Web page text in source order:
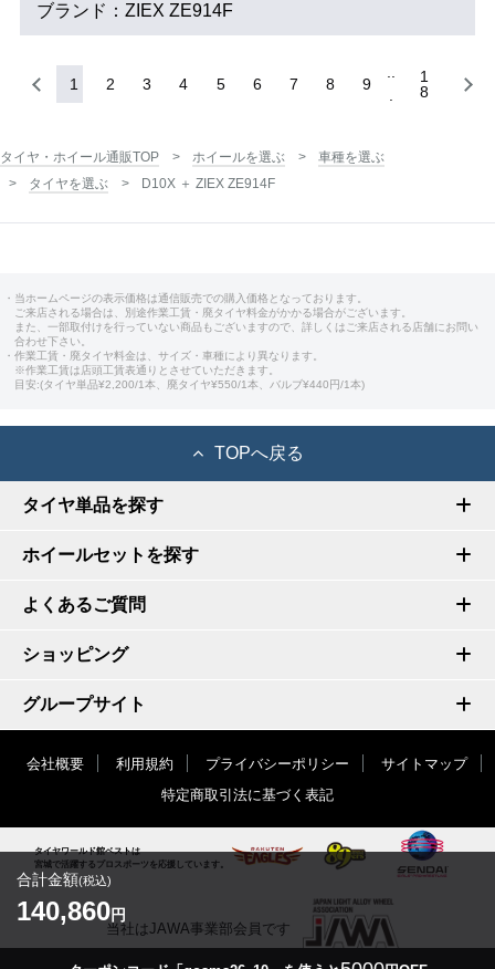
ブランド：ZIEX ZE914F
1 2 3 4 5 6 7 8 9
1
8
合計金額(税込)
140,860円
タイヤ・ホイール通販TOP ホイールを選ぶ
車種を選ぶ
タイヤを選ぶ
D10X ＋ ZIEX ZE914F
・当ホームページの表示価格は通信販売での購入価格となっております。
ご来店される場合は、別途作業工賃・廃タイヤ料金がかかる場合がございます。
また、一部取付けを行っていない商品もございますので、詳しくはご来店される店舗にお問い
合わせ下さい。
・作業工賃・廃タイヤ料金は、サイズ・車種により異なります。
※作業工賃は店頭工賃表通りとさせていただきます。
目安:(タイヤ単品¥2,200/1本、廃タイヤ¥550/1本、バルブ¥440円/1本)
TOPへ戻る
タイヤ単品を探す
ホイールセットを探す
よくあるご質問
ショッピング
グループサイト
会社概要 利用規約 プライバシーポリシー
サイトマップ
特定商取引法に基づく表記
タイヤワールド館ベストは
宮城で活躍するプロスポーツを応援しています。
当社はJAWA事業部会員です